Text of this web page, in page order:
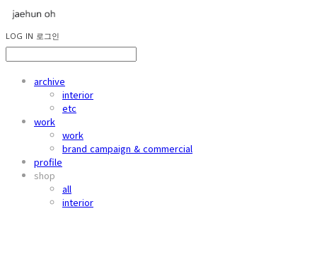
LOG IN 로그인
archive
interior
etc
work
work
brand campaign & commercial
profile
shop
all
interior